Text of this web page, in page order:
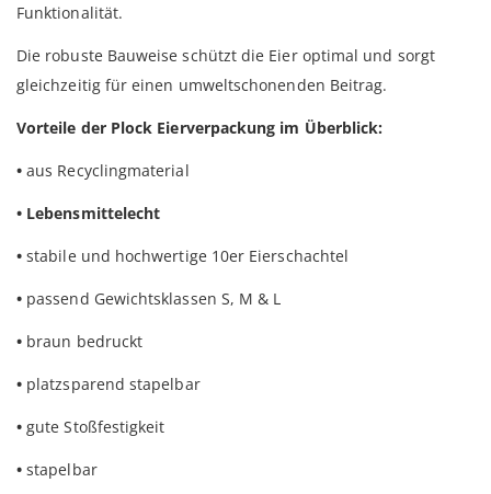
Funktionalität.
Die robuste Bauweise schützt die Eier optimal und sorgt
gleichzeitig für einen umweltschonenden Beitrag.
Vorteile der Plock Eierverpackung im Überblick:
•aus Recyclingmaterial
• Lebensmittelecht
•stabile und hochwertige 10er Eierschachtel
• passend Gewichtsklassen S, M & L
• braun bedruckt
• platzsparend stapelbar
•gute Stoßfestigkeit
•stapelbar